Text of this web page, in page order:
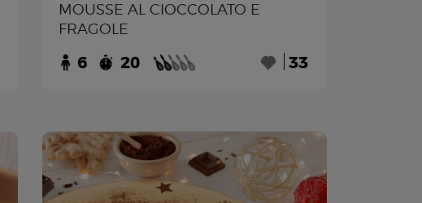
MOUSSE AL CIOCCOLATO E
FRAGOLE
6 20 33